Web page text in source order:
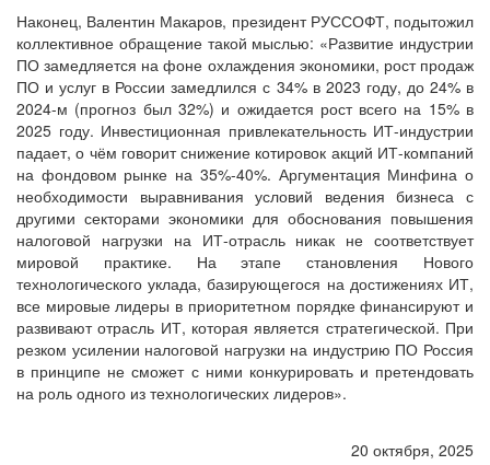
Наконец, Валентин Макаров, президент РУССОФТ, подытожил
коллективное обращение такой мыслью: «Развитие индустрии
ПО замедляется на фоне охлаждения экономики, рост продаж
ПО и услуг в России замедлился с 34% в 2023 году, до 24% в
2024-м (прогноз был 32%) и ожидается рост всего на 15% в
2025 году. Инвестиционная привлекательность ИТ-индустрии
падает, о чём говорит снижение котировок акций ИТ-компаний
на фондовом рынке на 35%-40%. Аргументация Минфина о
необходимости выравнивания условий ведения бизнеса с
другими секторами экономики для обоснования повышения
налоговой нагрузки на ИТ-отрасль никак не соответствует
мировой практике. На этапе становления Нового
технологического уклада, базирующегося на достижениях ИТ,
все мировые лидеры в приоритетном порядке финансируют и
развивают отрасль ИТ, которая является стратегической. При
резком усилении налоговой нагрузки на индустрию ПО Россия
в принципе не сможет с ними конкурировать и претендовать
на роль одного из технологических лидеров».
20 октября, 2025